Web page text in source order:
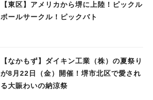
【東区】アメリカから堺に上陸！ピックル
ボールサークル！ピックバト
【なかもず】ダイキン工業（株）の夏祭り
が8月22日（金）開催！堺市北区で愛され
る大賑わいの納涼祭